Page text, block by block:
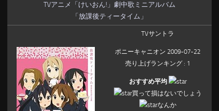
TVアニメ「けいおん!」劇中歌ミニアルバム
「放課後ティータイム」
TVサントラ
ポニーキャニオン 2009-07-22
売り上げランキング : 1
おすすめ平均
買って損はないでしょう
なんか